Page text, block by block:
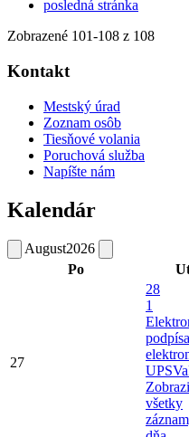
posledná stránka
Zobrazené 101-108 z 108
Kontakt
Mestský úrad
Zoznam osôb
Tiesňové volania
Poruchová služba
Napíšte nám
Kalendár
August2026
Po
27
28
1
všetky